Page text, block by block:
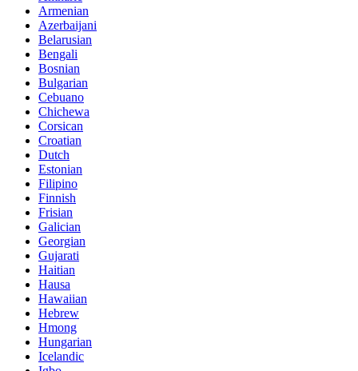
Armenian
Azerbaijani
Belarusian
Bengali
Bosnian
Bulgarian
Cebuano
Chichewa
Corsican
Croatian
Dutch
Estonian
Filipino
Finnish
Frisian
Galician
Georgian
Gujarati
Haitian
Hausa
Hawaiian
Hebrew
Hmong
Hungarian
Icelandic